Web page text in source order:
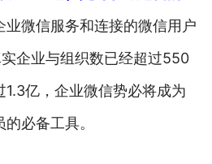
业微信服务和连接的微信用户
企业与组织数已经超过550
亿，企业微信势必将成为
必备工具。